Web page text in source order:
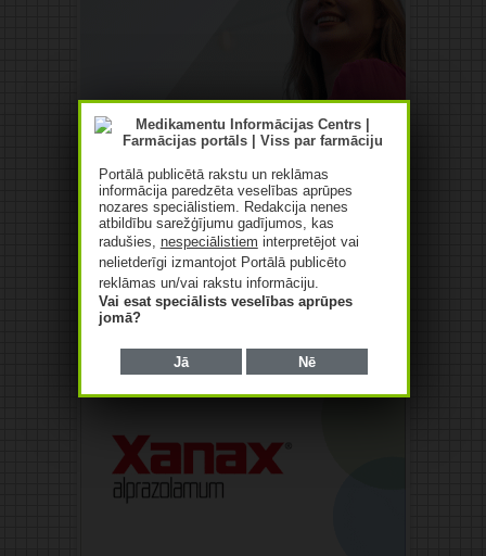
Portālā publicētā rakstu un reklāmas
informācija paredzēta veselības aprūpes
nozares speciālistiem. Redakcija nenes
atbildību sarežģījumu gadījumos, kas
radušies, nespeciālistiem interpretējot vai
nelietderīgi izmantojot Portālā publicēto
reklāmas un/vai rakstu informāciju.
Vai esat speciālists veselības aprūpes
jomā?
Jā Nē